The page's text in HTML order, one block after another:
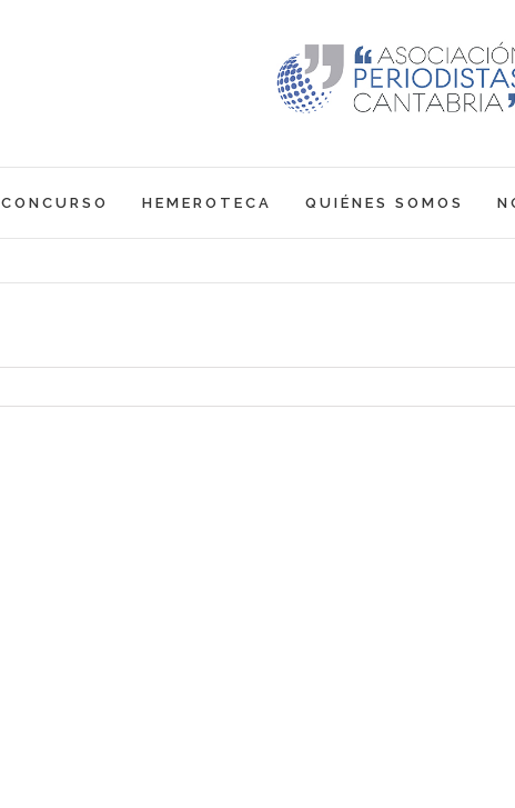
CONCURSO HEMEROTECA QUIÉNES SOMOS